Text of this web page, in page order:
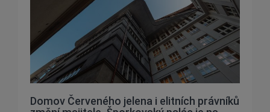
Domov Červeného jelena i elitních právníků